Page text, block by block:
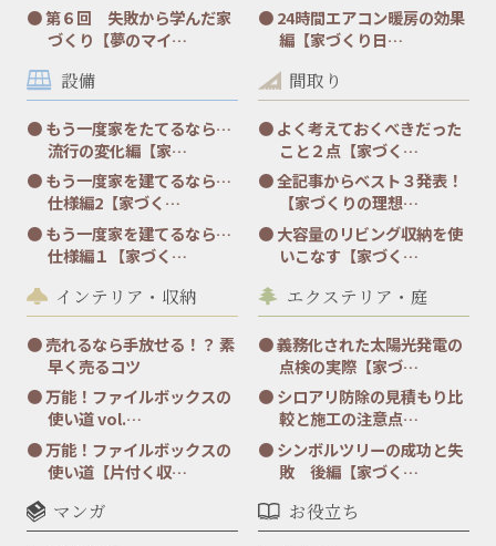
第６回 失敗から学んだ家
づくり【夢のマイ…
24時間エアコン暖房の効果
編【家づくり日…
設備
もう一度家をたてるなら…
流行の変化編【家…
もう一度家を建てるなら…
仕様編2【家づく…
もう一度家を建てるなら…
仕様編１【家づく…
間取り
よく考えておくべきだった
こと２点【家づく…
全記事からベスト３発表！
【家づくりの理想…
大容量のリビング収納を使
いこなす【家づく…
インテリア・収納
売れるなら手放せる！？ 素
早く売るコツ
万能！ファイルボックスの
使い道 vol.…
万能！ファイルボックスの
使い道【片付く収…
エクステリア・庭
義務化された太陽光発電の
点検の実際【家づ…
シロアリ防除の見積もり比
較と施工の注意点…
シンボルツリーの成功と失
敗 後編【家づく…
マンガ お役立ち